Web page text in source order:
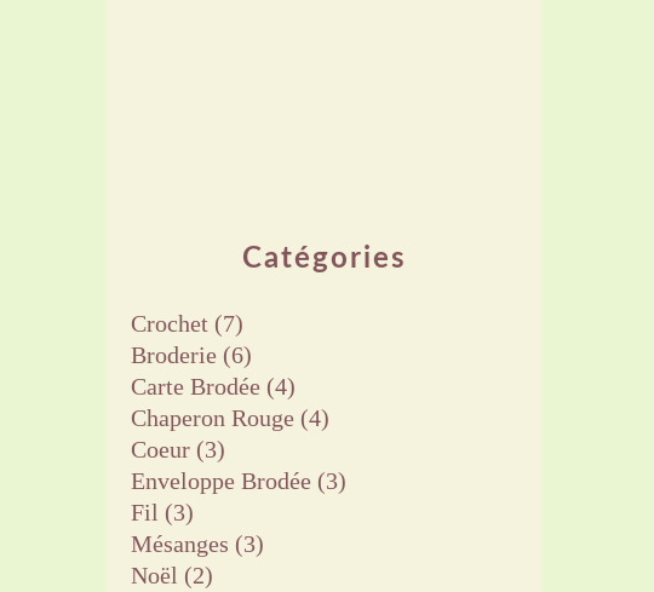
Catégories
Crochet (7)
Broderie (6)
Carte Brodée (4)
Chaperon Rouge (4)
Coeur (3)
Enveloppe Brodée (3)
Fil (3)
Mésanges (3)
Noël (2)